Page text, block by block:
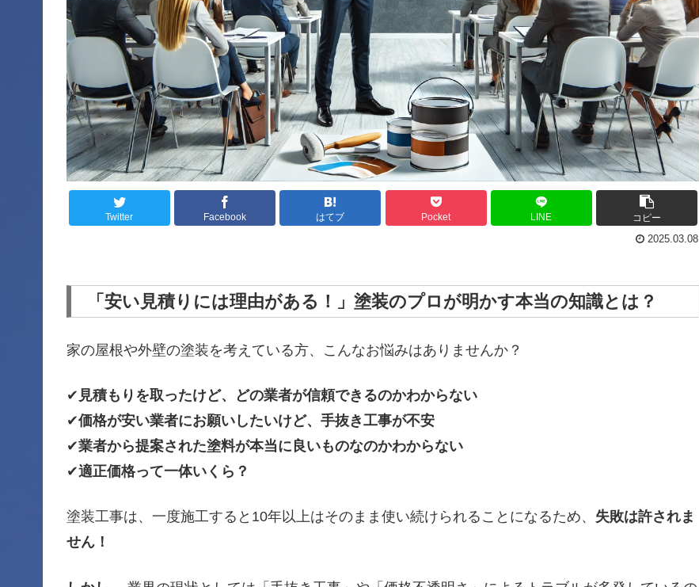
Twitter Facebook はてブ Pocket LINE
コピー
2025.03.08
「安い見積りには理由がある！」塗装のプロが明かす本当の知識とは？
家の屋根や外壁の塗装を考えている方、こんなお悩みはありませんか？
✔ 見積もりを取ったけど、どの業者が信頼できるのかわからない
✔価格が安い業者にお願いしたいけど、手抜き工事が不安
✔業者から提案された塗料が本当に良いものなのかわからない
✔適正価格って一体いくら？
塗装工事は、一度施工すると10年以上はそのまま使い続けられることになるため、 失敗は許されま
せん！